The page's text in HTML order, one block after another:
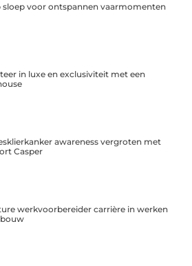
sloep voor ontspannen vaarmomenten
in luxe en exclusiviteit met een
awareness vergroten met
Casper
werkvoorbereider carrière in werken